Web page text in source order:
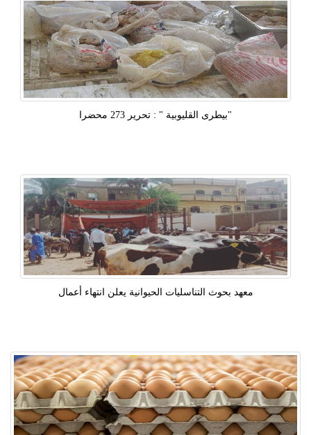
"بيطرى القليوبية " : تحرير 273 محضرا
معهد بحوث التناسليات الحيوانية يعلن انتهاء أعمال